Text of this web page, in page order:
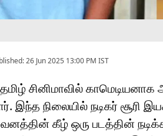
26 Jun 2025 13:00 PM IST
தமிழ் சினிமாவில்
இந்த நிலையில் நடிகர்
கீழ் ஒரு படத்தின்